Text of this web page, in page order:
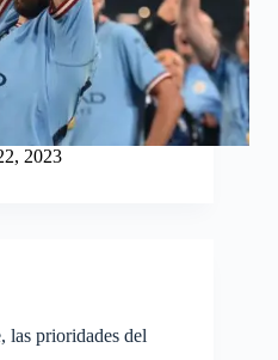
2023
prioridades del